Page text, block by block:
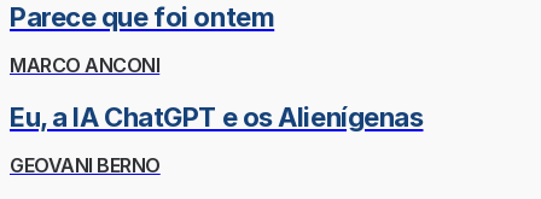
Parece que foi ontem
MARCO ANCONI
Eu, a IA ChatGPT e os Alienígenas
GEOVANI BERNO